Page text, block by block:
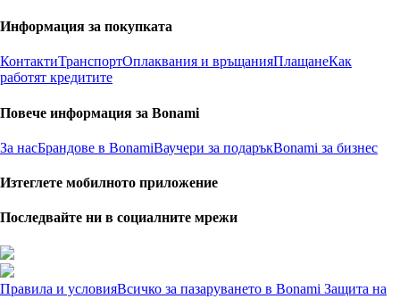
Информация за покупката
КонтактиТранспортОплаквания и връщанияПлащанеКак
работят кредитите
Повече информация за Bonami
За насБрандове в BonamiВаучери за подаръкBonami за бизнес
Изтеглете мобилното приложение
Последвайте ни в социалните мрежи
Правила и условияВсичко за пазаруването в Bonami Защита на